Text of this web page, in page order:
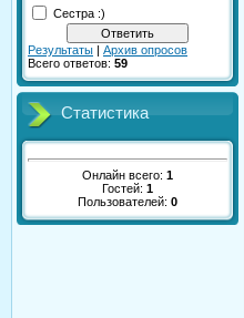
Сестра :)
Результаты | Архив опросов
Всего ответов: 59
Статистика
Онлайн всего: 1
Гостей: 1
Пользователей: 0